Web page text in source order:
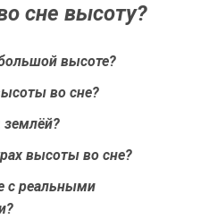
сне высоту?
высоте?
во сне?
землёй?
высоты во сне?
с реальными